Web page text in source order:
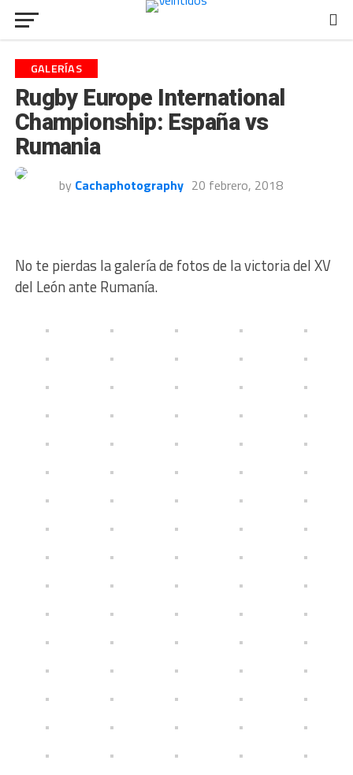
GALERÍAS
Rugby Europe International
Championship: España vs
Rumania
by Cachaphotography 20 febrero, 2018
No te pierdas la galería de fotos de la victoria del XV
del León ante Rumanía.